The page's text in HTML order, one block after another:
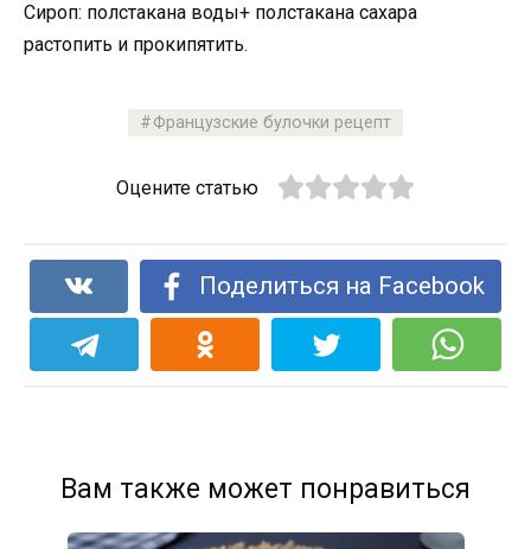
Сироп: полстакана воды+ полстакана сахара
растопить и прокипятить.
Французские булочки рецепт
Оцените статью
Поделиться на Facebook
Вам также может понравиться